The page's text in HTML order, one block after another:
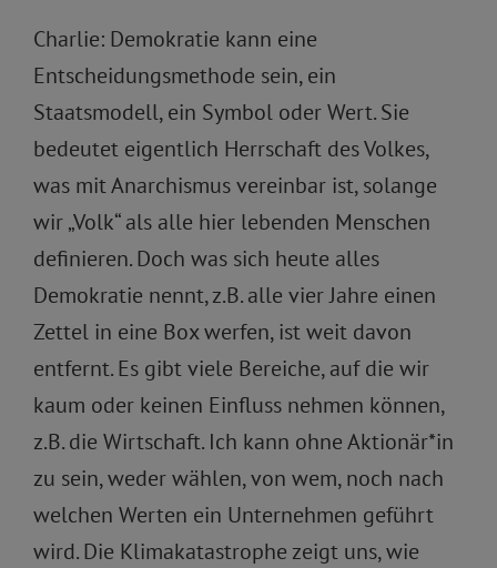
Charlie: Demokratie kann eine
Entscheidungsmethode sein, ein
Staatsmodell, ein Symbol oder Wert. Sie
bedeutet eigentlich Herrschaft des Volkes,
was mit Anarchismus vereinbar ist, solange
wir „Volk“ als alle hier lebenden Menschen
definieren. Doch was sich heute alles
Demokratie nennt, z.B. alle vier Jahre einen
Zettel in eine Box werfen, ist weit davon
entfernt. Es gibt viele Bereiche, auf die wir
kaum oder keinen Einfluss nehmen können,
z.B. die Wirtschaft. Ich kann ohne Aktionär*in
zu sein, weder wählen, von wem, noch nach
welchen Werten ein Unternehmen geführt
wird. Die Klimakatastrophe zeigt uns, wie